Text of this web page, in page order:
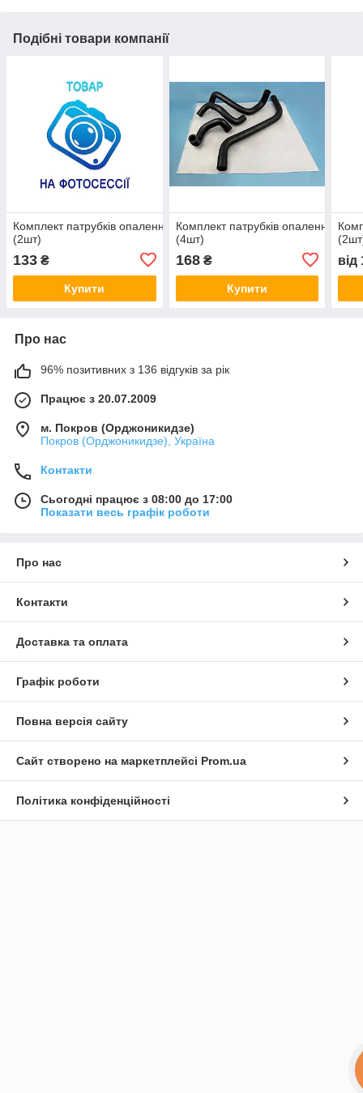
Подібні товари компанії
Комплект патрубків опалення ВАЗ 2108 мотор в упаковці
(2шт)
133 ₴
Купити
Комплект патрубків опалення ВАЗ
(4шт)
168₴
Купити
від
Про нас
96% позитивних з 136 відгуків за рік
Працює з 20.07.2009
м. Покров (Орджоникидзе)
Покров (Орджоникидзе), Україна
Контакти
Сьогодні працює з 08:00 до 17:00
Показати весь графік роботи
Про нас
Контакти
Доставка та оплата
Графік роботи
Повна версія сайту
Сайт створено на маркетплейсі Prom.ua
Політика конфіденційності